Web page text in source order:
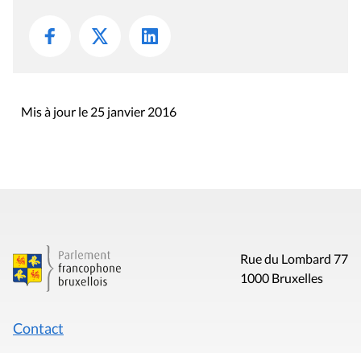
Mis à jour le 25 janvier 2016
Rue du Lombard 77
1000 Bruxelles
Contact